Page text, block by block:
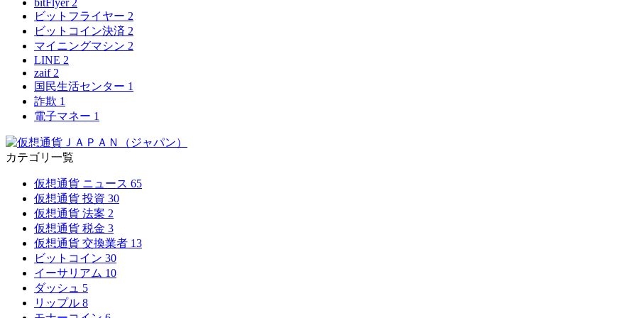
ビットフライヤー 2
ビットコイン決済 2
マイニングマシン 2
LINE 2
zaif 2
国民生活センター 1
詐欺 1
電子マネー 1
カテゴリ一覧
仮想通貨 ニュース 65
仮想通貨 投資 30
仮想通貨 法案 2
仮想通貨 税金 3
仮想通貨 交換業者 13
ビットコイン 30
イーサリアム 10
ダッシュ 5
リップル 8